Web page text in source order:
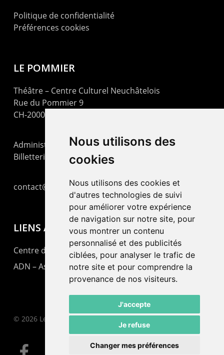
Nous utilisons des
cookies
Nous utilisons des cookies et
d'autres technologies de suivi
pour améliorer votre expérience
de navigation sur notre site, pour
vous montrer un contenu
personnalisé et des publicités
ciblées, pour analyser le trafic de
notre site et pour comprendre la
provenance de nos visiteurs.
J'accepte
Je refuse
Changer mes préférences
Politique de confidentialité
Préférences cookies
LE POMMIER
Théâtre – Centre Culturel Neuchâtelois
Rue du Pommier 9
CH-2000 Neuchâtel
Administration : +41 32 725 03 03
Billetterie : +41 32 725 05 05
contact@lepommier.ch
LIENS AMIS
Centre de culture ABC
ADN – Association Danse Neuchâtel
© 2026 Le Pommier.
facebook email